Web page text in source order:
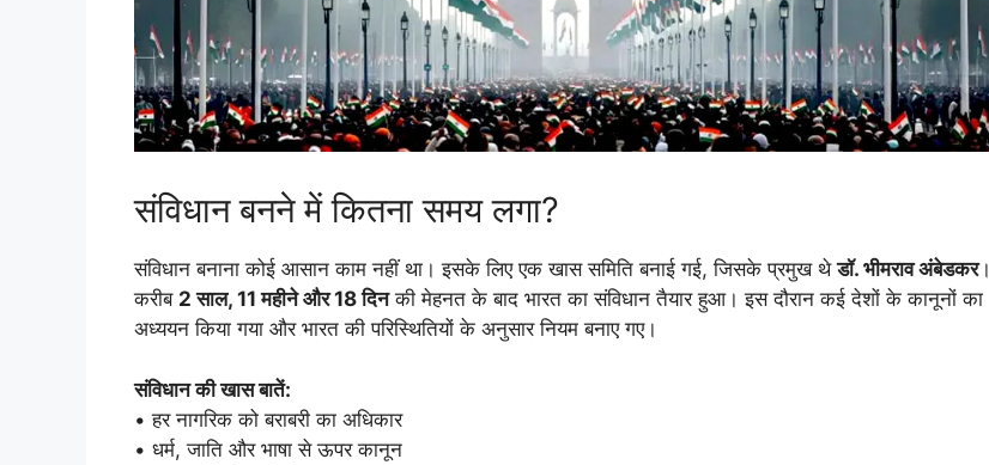
संविधान बनने में कितना समय लगा?
संविधान बनाना कोई आसान काम नहीं था। इसके लिए एक खास समिति बनाई गई, जिसके प्रमुख थेडॉ. भीमराव अंबेडकर।
करीब 2 साल, 11 महीने और 18 दिनकी मेहनत के बाद भारत का संविधान तैयार हुआ। इस दौरान कई देशों के कानूनों का
अध्ययन किया गया और भारत की परिस्थितियों के अनुसार नियम बनाए गए।
संविधान की खास बातें:
• हर नागरिक को बराबरी का अधिकार
• धर्म, जाति और भाषा से ऊपर कानून